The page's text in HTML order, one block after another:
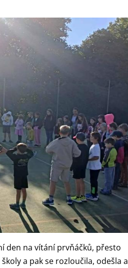
den na vítání prvňáčků, přesto
a pak se rozloučila, odešla a